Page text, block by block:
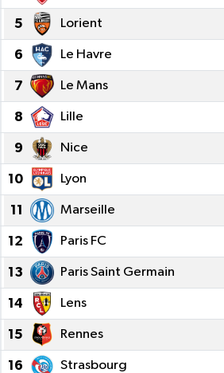
5 Lorient
6 Le Havre
7 Le Mans
8 Lille
9 Nice
10 Lyon
11 Marseille
12 Paris FC
13 Paris Saint Germain
14 Lens
15 Rennes
16 Strasbourg
MAGAZİN
OTO DETAY
SAĞLIK
SON DAKİKA
SPOR
FİNANS
Haber Arşivi